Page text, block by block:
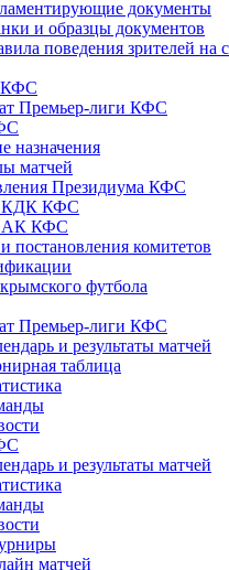
документы
и образцы документов
поведения зрителей на
КФС
Премьер-лиги КФС
назначения
матчей
Президиума КФС
КДК КФС
АК КФС
постановления комитетов
футбола
Премьер-лиги КФС
и результаты матчей
таблица
и результаты матчей
матчей